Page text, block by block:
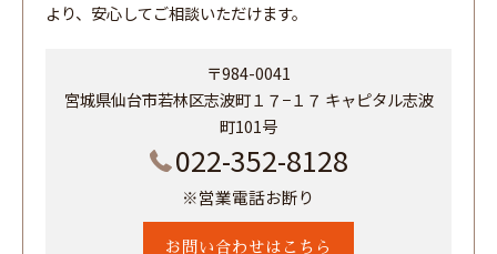
より、安心してご相談いただけます。
〒984-0041
宮城県仙台市若林区志波町１７−１７ キャピタル志波
町101号
022-352-8128
※営業電話お断り
お問い合わせはこちら